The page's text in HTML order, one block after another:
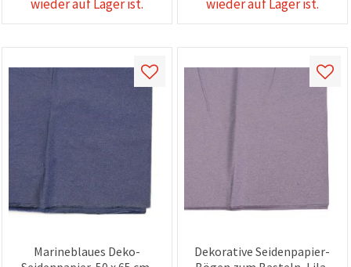
wieder auf Lager ist.
wieder auf Lager ist.
Marineblaues Deko-
Dekorative Seidenpapier-